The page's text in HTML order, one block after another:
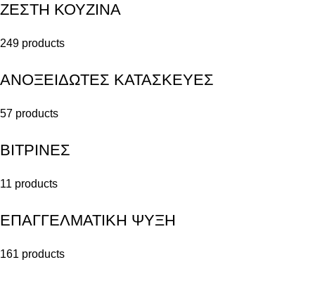
ΖΕΣΤΗ ΚΟΥΖΙΝΑ
249 products
ΑΝΟΞΕΙΔΩΤΕΣ ΚΑΤΑΣΚΕΥΕΣ
57 products
ΒΙΤΡΙΝΕΣ
11 products
ΕΠΑΓΓΕΛΜΑΤΙΚΗ ΨΥΞΗ
161 products